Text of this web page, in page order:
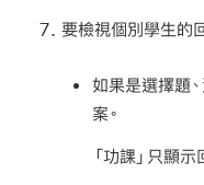
要檢視個別學生的
如果是選擇題
案。
「功課」只顯